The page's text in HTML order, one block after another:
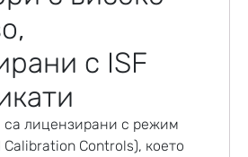
с ISF
са лицензирани с режим
Calibration Controls), което